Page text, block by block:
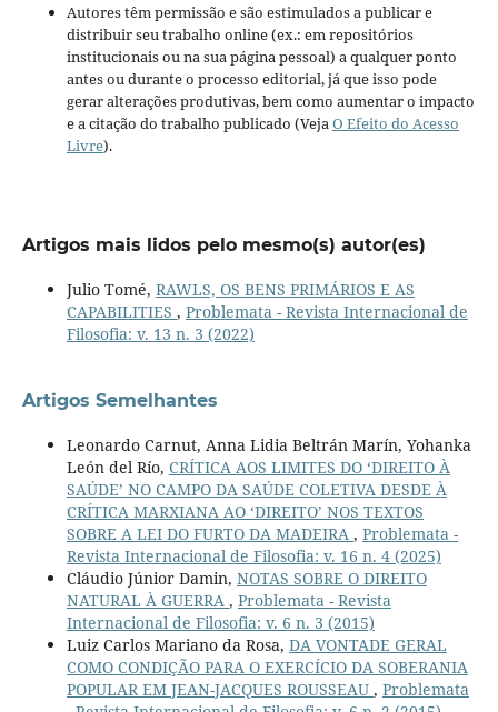
Autores têm permissão e são estimulados a publicar e
distribuir seu trabalho online (ex.: em repositórios
institucionais ou na sua página pessoal) a qualquer ponto
antes ou durante o processo editorial, já que isso pode
gerar alterações produtivas, bem como aumentar o impacto
e a citação do trabalho publicado (VejaO Efeito do Acesso
Livre).
Artigos mais lidos pelo mesmo(s) autor(es)
Julio Tomé, RAWLS, OS BENS PRIMÁRIOS E AS
CAPABILITIES , Problemata - Revista Internacional de
Filosofia: v. 13 n. 3 (2022)
Artigos Semelhantes
Leonardo Carnut, Anna Lidia Beltrán Marín, Yohanka
León del Río, CRÍTICA AOS LIMITES DO ‘DIREITO À
SAÚDE’ NO CAMPO DA SAÚDE COLETIVA DESDE À
CRÍTICA MARXIANA AO ‘DIREITO’ NOS TEXTOS
SOBRE A LEI DO FURTO DA MADEIRA , Problemata -
Revista Internacional de Filosofia: v. 16 n. 4 (2025)
Cláudio Júnior Damin, NOTAS SOBRE O DIREITO
NATURAL À GUERRA , Problemata - Revista
Internacional de Filosofia: v. 6 n. 3 (2015)
Luiz Carlos Mariano da Rosa, DA VONTADE GERAL
COMO CONDIÇÃO PARA O EXERCÍCIO DA SOBERANIA
POPULAR EM JEAN-JACQUES ROUSSEAU , Problemata